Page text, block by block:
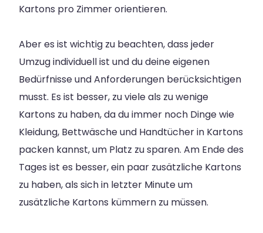
Kartons pro Zimmer orientieren.
Aber es ist wichtig zu beachten, dass jeder
Umzug individuell ist und du deine eigenen
Bedürfnisse und Anforderungen berücksichtigen
musst. Es ist besser, zu viele als zu wenige
Kartons zu haben, da du immer noch Dinge wie
Kleidung, Bettwäsche und Handtücher in Kartons
packen kannst, um Platz zu sparen. Am Ende des
Tages ist es besser, ein paar zusätzliche Kartons
zu haben, als sich in letzter Minute um
zusätzliche Kartons kümmern zu müssen.